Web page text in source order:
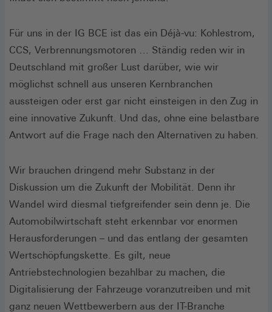
Für uns in der IG BCE ist das ein Déjà-vu: Kohlestrom,
CCS, Verbrennungsmotoren … Ständig reden wir in
Deutschland mit großer Lust darüber, wie wir
möglichst schnell aus unseren Kernbranchen
aussteigen oder erst gar nicht einsteigen in den Zug in
eine innovative Zukunft. Und das, ohne eine belastbare
Antwort auf die Frage nach den Alternativen zu haben.
Wir brauchen dringend mehr Substanz in der
Diskussion um die Zukunft der Mobilität. Denn ihr
Wandel wird diesmal tiefgreifender sein denn je. Die
Automobilwirtschaft steht erkennbar vor enormen
Herausforderungen – und das entlang der gesamten
Wertschöpfungskette. Es gilt, neue
Antriebstechnologien bezahlbar zu machen, die
Digitalisierung der Fahrzeuge voranzutreiben und mit
ganz neuen Wettbewerbern aus der IT-Branche